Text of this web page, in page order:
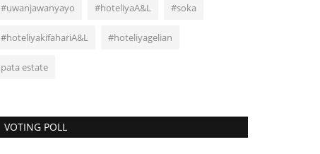
#uwanjawanyayo #hoteliyaA&L #soka
#hoteliyakifahariA&L #hoteliyagelian
pata estate
VOTING POLL